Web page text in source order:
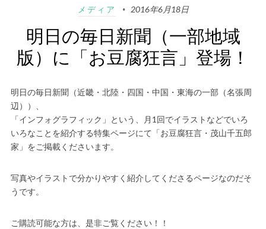
メディア 2016年6月18日
明日の毎日新聞（一部地域
版）に「お豆腐狂言」登場！
明日の毎日新聞（近畿・北陸・四国・中国・東海の一部（名張周
辺））、
「インフォグラフィック」という、月1回でイラストなどでいろ
いろなことを紹介する特集ページにて「お豆腐狂言・茂山千五郎
家」をご掲載くださいます。
写真やイラストで分かりやすく紹介してくださるページなのだそ
うです。
ご購読可能な方は、是非ご覧ください！！